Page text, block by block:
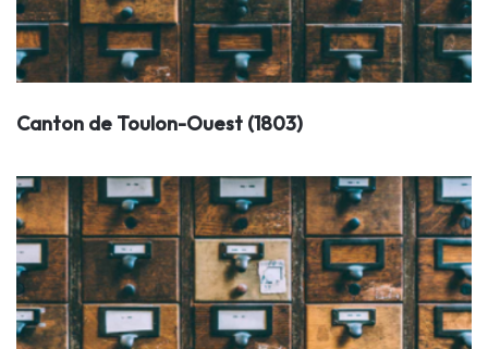
Canton de Toulon-Ouest (1803)